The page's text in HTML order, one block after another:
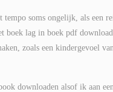
tempo soms ongelijk, als een
boek lag in boek pdf
zoals een kindergevoel
downloaden alsof ik aan